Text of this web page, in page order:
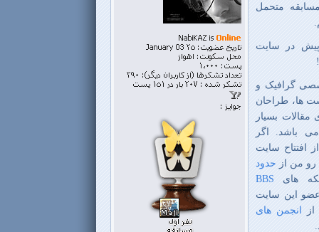
متحمل
پیش در سایت
گرافیک و
ها، طراحان
بسیار
باشد. اگر
که از افتتاح سایت
من از حدود
های BBS
عضو این سایت
انجمن های